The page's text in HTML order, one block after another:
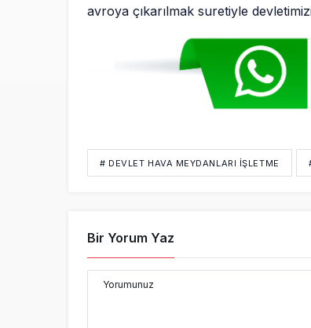
avroya çıkarılmak suretiyle
# DEVLET HAVA MEYDANLARI İŞLETME
Bir Yorum Yaz
Yorumunuz